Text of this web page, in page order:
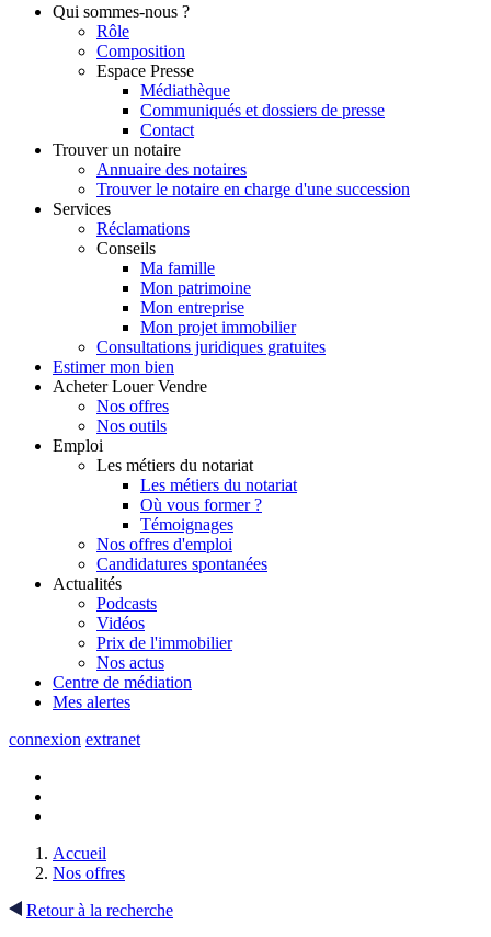
Qui sommes-nous ?
Rôle
Composition
Espace Presse
Médiathèque
Communiqués et dossiers de presse
Contact
Trouver un notaire
Annuaire des notaires
Trouver le notaire en charge d'une succession
Services
Réclamations
Conseils
Ma famille
Mon patrimoine
Mon entreprise
Mon projet immobilier
Consultations juridiques gratuites
Estimer mon bien
Acheter Louer Vendre
Nos offres
Nos outils
Emploi
Les métiers du notariat
Les métiers du notariat
Où vous former ?
Témoignages
Nos offres d'emploi
Candidatures spontanées
Actualités
Podcasts
Vidéos
Prix de l'immobilier
Nos actus
Centre de médiation
Mes alertes
connexion extranet
Accueil
Nos offres
Retour à la recherche